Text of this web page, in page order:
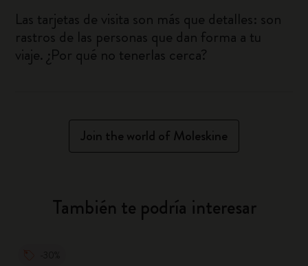
Las tarjetas de visita son más que detalles: son
rastros de las personas que dan forma a tu
viaje. ¿Por qué no tenerlas cerca?
Join the world of Moleskine
También te podría interesar